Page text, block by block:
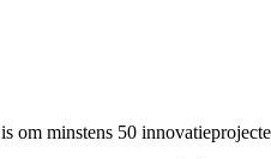
minstens 50